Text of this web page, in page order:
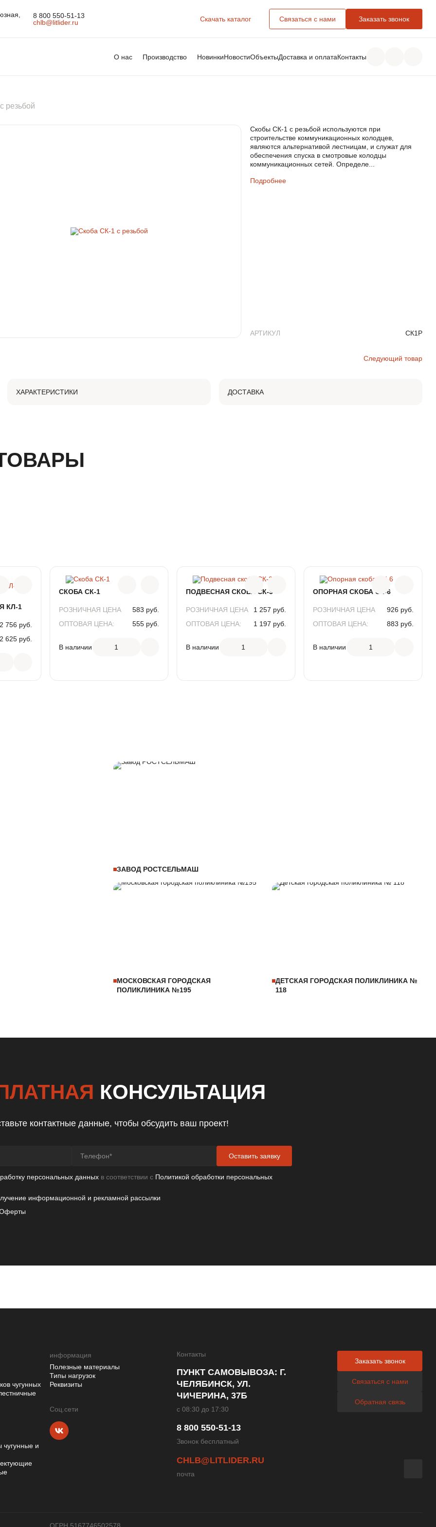
8 800 550-51-13
chlb@litlider.ru
Скачать каталог Связаться с нами Заказать звонок
О нас Производство НовинкиНовостиОбъектыДоставка и оплатаКонтакты
резьбой
Скобы СК-1 с резьбой используются при
строительстве коммуникационных колодцев,
являются альтернативой лестницам, и служат для
обеспечения спуска в смотровые колодцы
коммуникационных сетей. Определе...
Подробнее
АРТИКУЛ СК1Р
Следующий товар
ХАРАКТЕРИСТИКИ ДОСТАВКА
Помимо доставки в Москву и Московскую область, мы
оперативно организуем перевозку продукции во все
регионы России.
КЛ-1
2 756 руб.
2 625 руб.
СКОБА СК-1
РОЗНИЧНАЯ ЦЕНА
583 руб.
ОПТОВАЯ ЦЕНА:
555 руб.
В наличии
1
ПОДВЕСНАЯ СКОБА СК-3
РОЗНИЧНАЯ ЦЕНА
1 257 руб.
ОПТОВАЯ ЦЕНА:
1 197 руб.
В наличии
1
ОПОРНАЯ СКОБА СК-6
РОЗНИЧНАЯ ЦЕНА
926 руб.
ОПТОВАЯ ЦЕНА:
883 руб.
В наличии
1
ЗАВОД РОСТСЕЛЬМАШ
МОСКОВСКАЯ ГОРОДСКАЯ
ПОЛИКЛИНИКА №195
ДЕТСКАЯ ГОРОДСКАЯ ПОЛИКЛИНИКА №
118
КОНСУЛЬТАЦИЯ
контактные данные, чтобы обсудить ваш проект!
Оставить заявку
персональных данныхв соответствии с Политикой обработки персональных
информационной и рекламной рассылки
чугунных
чугунные и
информация
Полезные материалы
Типы нагрузок
Реквизиты
Cоц.сети
Контакты
ПУНКТ САМОВЫВОЗА: Г.
ЧЕЛЯБИНСК, УЛ.
ЧИЧЕРИНА, 37Б
с 08:30 до 17:30
8 800 550-51-13
Звонок бесплатный
CHLB@LITLIDER.RU
почта
Заказать звонок
Связаться с нами
Обратная связь